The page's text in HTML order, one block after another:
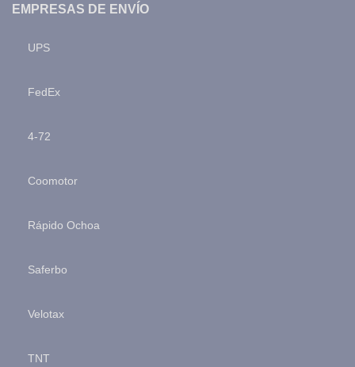
EMPRESAS DE ENVÍO
UPS
FedEx
4-72
Coomotor
Rápido Ochoa
Saferbo
Velotax
TNT